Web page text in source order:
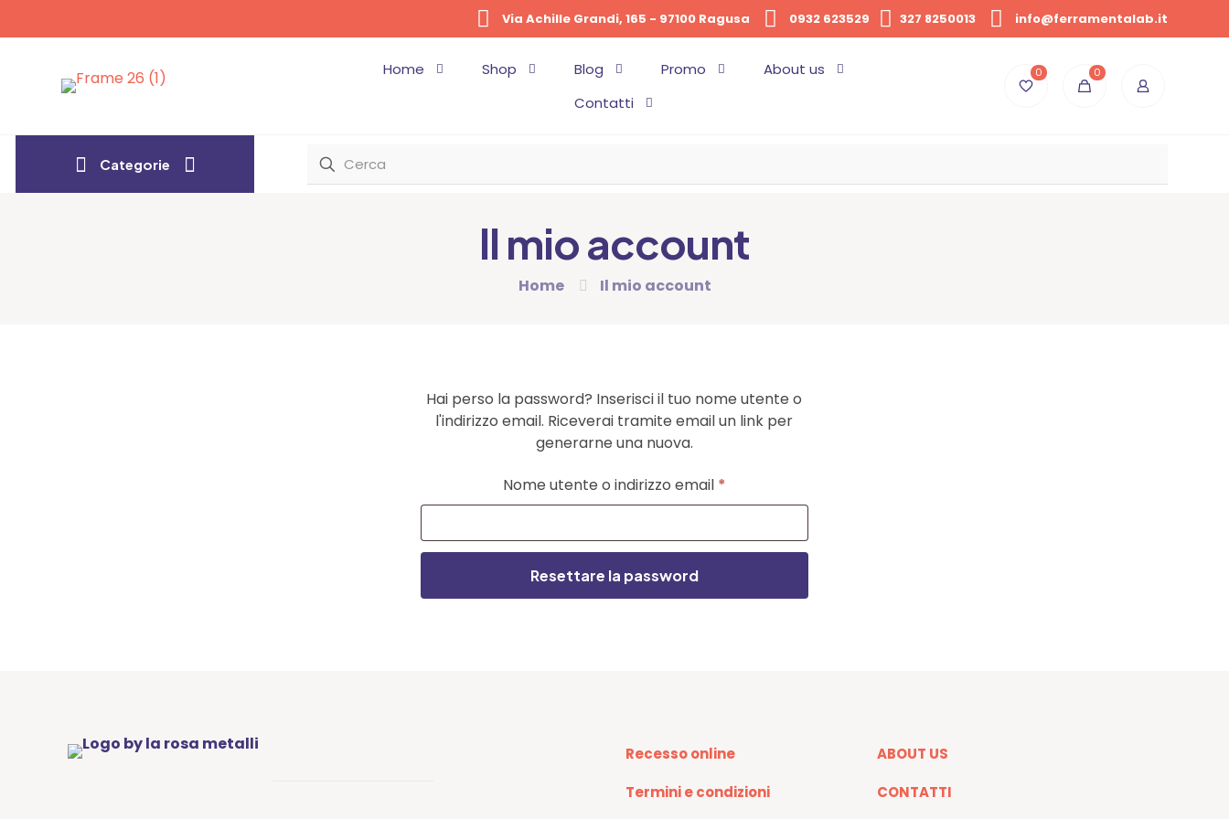
Via Achille Grandi, 165 - 97100 Ragusa 0932 623529 327 8250013 info@ferramentalab.it
Home Shop Blog Promo
About us
Contatti
0 0
Categorie
Il mio account
Home Il mio account
Hai perso la password? Inserisci il tuo nome utente o
l'indirizzo email. Riceverai tramite email un link per
generarne una nuova.
Nome utente o indirizzo email *
Resettare la password
Recesso online
Termini e condizioni
ABOUT US
CONTATTI